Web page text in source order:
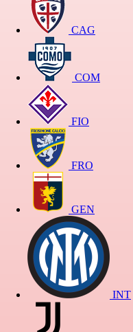
CAG
COM
FIO
FRO
GEN
INT